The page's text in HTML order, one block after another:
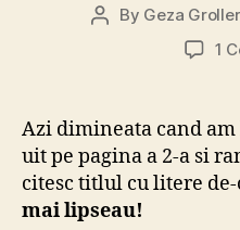
Post
By Geza Groller
1
Azi dimineata cand
uit pe pagina a 2-a si
citesc titlul cu litere de-
mai lipseau!